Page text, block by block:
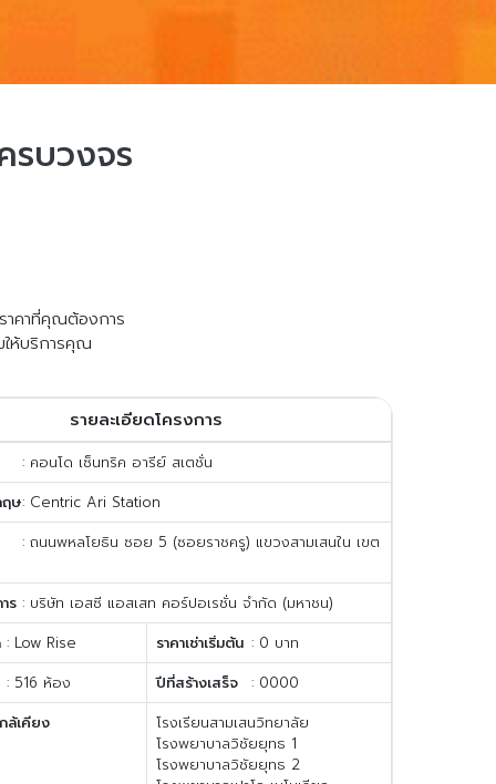
บวงจร
าคาที่คุณต้องการ
ห้บริการคุณ
รายละเอียดโครงการ
: คอนโด เซ็นทริค อารีย์ สเตชั่น
ษ: Centric Ari Station
: ถนนพหลโยธิน ซอย 5 (ซอยราชครู) แขวงสามเสนใน เขต
ร : บริษัท เอสซี แอสเสท คอร์ปอเรชั่น จำกัด (มหาชน)
: Low Rise ราคาเช่าเริ่มต้น : 0 บาท
: 516 ห้อง
ปีที่สร้างเสร็จ
: 0000
ล้เคียง
โรงเรียนสามเสนวิทยาลัย
โรงพยาบาลวิชัยยุทธ 1
โรงพยาบาลวิชัยยุทธ 2